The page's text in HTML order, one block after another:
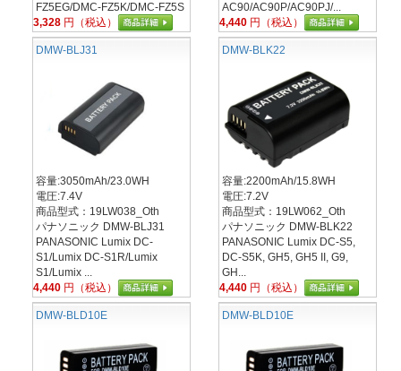
FZ5EG/DMC-FZ5K/DMC-FZ5S
3,328 円（税込）
AC90/AC90P/AC90PJ/...
4,440 円（税込）
DMW-BLJ31
容量:3050mAh/23.0WH
電圧:7.4V
商品型式：19LW038_Oth
パナソニック DMW-BLJ31
PANASONIC Lumix DC-
S1/Lumix DC-S1R/Lumix
S1/Lumix ...
4,440 円（税込）
DMW-BLK22
容量:2200mAh/15.8WH
電圧:7.2V
商品型式：19LW062_Oth
パナソニック DMW-BLK22
PANASONIC Lumix DC-S5,
DC-S5K, GH5, GH5 II, G9,
GH...
4,440 円（税込）
DMW-BLD10E DMW-BLD10E